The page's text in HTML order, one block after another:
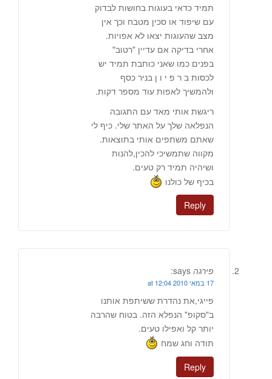
תמיד כדאי בעוגות בחושות לבדוק
עם שיפוד או סכין מטבח וכך אין
מצב שהעוגות יצאו לא אפויות.
אחרי בדיקה אם עדיין "רטוב"
בפנים כמו שאני כותבת תמיד יש
לכסות ב ר פ י ו ן בניר כסף
ולהמשיך לאפות עוד מספר דקות.
ריגשת אותי מאד עם התגובה
הנפלאה שלך על האתר שלי. כיף לי
שאתם משתפים אותי בתוצאות.
מקווה שתמשיכי להכין,להנות
ושיהיה תמיד רק טעים.
בכיף של כולנו
Reply
פירגה says:
17 במאי 2010 at 12:04
פייגי,את נהדרת ששיתפת אותנו
ב"סקופ" הנפלא הזה. בטוח שהרבה
יותר קל ואפילו טעים.
תודה וחג שמח
Reply